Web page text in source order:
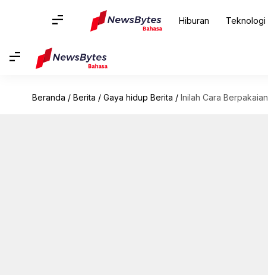
Hiburan Teknologi
Beranda / Berita / Gaya hidup Berita / Inilah Cara